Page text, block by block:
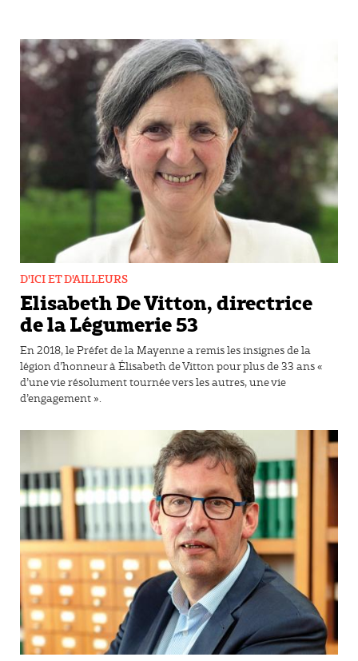
Elisabeth De Vitton, directrice
de la Légumerie 53
D'ICI ET D'AILLEURS
En 2018, le Préfet de la Mayenne a remis les insignes de la
légion d’honneur à Élisabeth de Vitton pour plus de 33 ans «
d’une vie résolument tournée vers les autres, une vie
d’engagement ».